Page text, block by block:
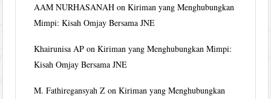
AAM NURHASANAH onKiriman yang Menghubungkan
Mimpi: Kisah Omjay Bersama JNE
Khairunisa AP onKiriman yang Menghubungkan Mimpi:
Kisah Omjay Bersama JNE
M. Fathiregansyah Z onKiriman yang Menghubungkan